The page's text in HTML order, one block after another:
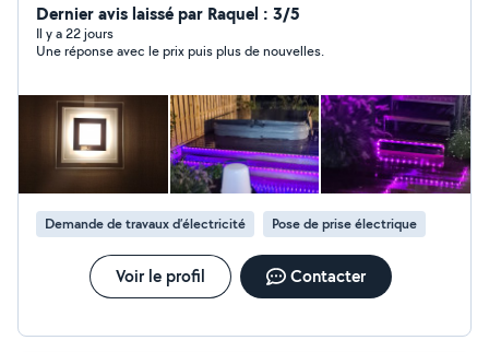
votre disposition pour toutes questions.Au plaisir de
vous lire.bien cordialement.Samy
Dernier avis laissé par Raquel : 3/5
Il y a 22 jours
Une réponse avec le prix puis plus de nouvelles.
Demande de travaux d’électricité Pose de prise électrique
Voir le profil Contacter